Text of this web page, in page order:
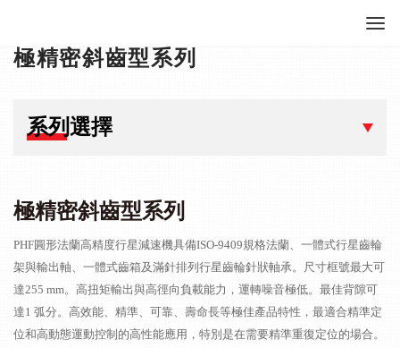
極精密斜齒型系列
系列選擇
極精密斜齒型系列
PHF圓形法蘭高精度行星減速機具備ISO-9409規格法蘭、一體式行星齒輪
架與輸出軸、一體式齒箱及滿針排列行星齒輪針狀軸承。尺寸框號最大可
達255 mm。高扭矩輸出與高徑向負載能力，運轉噪音極低。最佳背隙可
達1 弧分。高效能、精準、可靠、壽命長等極佳產品特性，最適合精準定
位和高動態運動控制的高性能應用，特別是在需要精準重復定位的場合。